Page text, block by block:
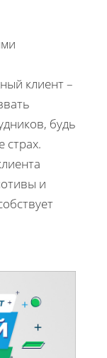
клиент –
будь
страх.
и